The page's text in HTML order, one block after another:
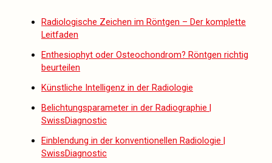
Radiologische Zeichen im Röntgen – Der komplette
Leitfaden
Enthesiophyt oder Osteochondrom? Röntgen richtig
beurteilen
Künstliche Intelligenz in der Radiologie
Belichtungsparameter in der Radiographie |
SwissDiagnostic
Einblendung in der konventionellen Radiologie |
SwissDiagnostic